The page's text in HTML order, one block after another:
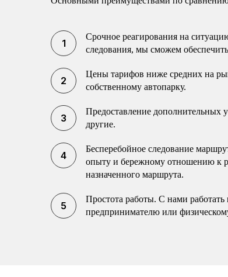
Срочное реагирования на
следования, мы сможем
Цены тарифов ниже средних на
собственному автопарку.
Предоставление дополнительных
другие.
Бесперебойное следование
опыту и бережному отношению к
назначенного маршрута.
Простота работы. С нами
предпринимателю или